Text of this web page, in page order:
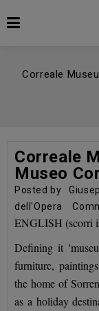
Correale
Correale
Museo
Posted by
dell'Opera
ENGLISH (scorri
Defining it
furniture,
the home of
as a holiday